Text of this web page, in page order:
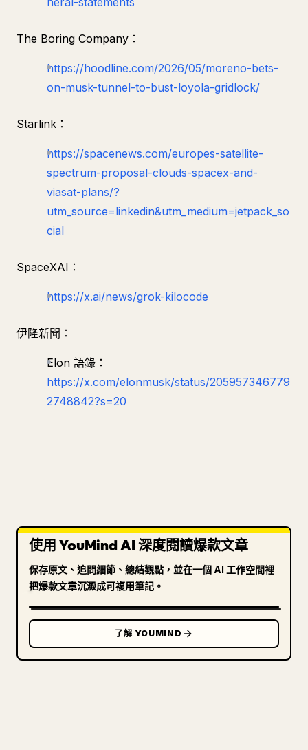
The Boring Company：
https://hoodline.com/2026/05/moreno-bets-
on-musk-tunnel-to-bust-loyola-gridlock/
Starlink：
https://spacenews.com/europes-satellite-
spectrum-proposal-clouds-spacex-and-
viasat-plans/?
utm_source=linkedin&utm_medium=jetpack_so
cial
SpaceXAI：
https://x.ai/news/grok-kilocode
伊隆新聞：
Elon 語錄：
https://x.com/elonmusk/status/205957346779
2748842?s=20
使用 YouMind AI 深度閱讀爆款文章
保存原文、追問細節、總結觀點，並在一個 AI 工作空間裡
把爆款文章沉澱成可複用筆記。
了解 YOUMIND